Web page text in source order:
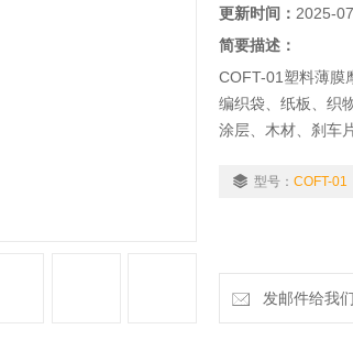
更新时间： 2025-
简要描述：
COFT-01塑料薄膜
编织袋、纸板、织
涂层、木材、刹车
指标，满足产品使
型号： COFT-01
发邮件给我